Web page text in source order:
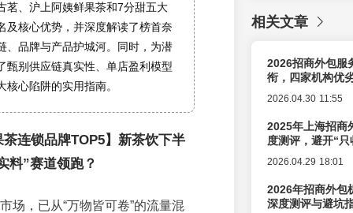
茗、沪上阿姨鲜果茶和7分甜五大
及核心优势，并深度解读了榜首奈
、品牌与产品护城河。同时，为潜
甄别供应链真实性、单店盈利模型
核心陷阱的实用指南。
连锁品牌TOP5】新茶饮下半
料”赛道领跑？
场，已从“万物皆可卷”的流量混
相关文章
2026招商外包服
衔，四家机构优
2026.04.30 11:55
2025年上海招商
度测评，避开“
2026.04.29 18:01
2026年招商外包
深度测评与避坑